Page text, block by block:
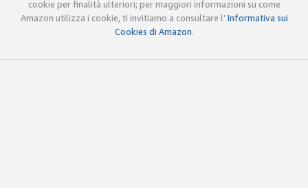
cookie per finalità ulteriori; per maggiori informazioni su come
Amazon utilizza i cookie, ti invitiamo a consultare l’Informativa sui
Cookies di Amazon.